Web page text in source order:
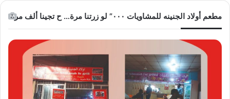
مطعم أولاد الجنينه للمشاويات ٠٠٠” لو زرتنا مرة… ح تجينا ألف مرة